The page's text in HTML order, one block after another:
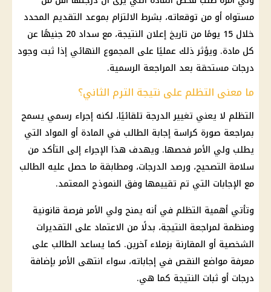
مستواه أو من توقعاته، بشرط الالتزام بموعد التقديم المحدد
خلال 15 يومًا من تاريخ إعلان النتيجة، مع سداد 20 جنيهًا عن
كل مادة. ويؤثر ذلك عمليًا على المجموع النهائي إذا ثبت وجود
درجات مستحقة بعد المراجعة الرسمية.
ما معنى التظلم على نتيجة الترم الثاني؟
التظلم لا يعني تغيير الدرجة تلقائيًا، لكنه إجراء رسمي يسمح
بمراجعة صورة كراسة إجابة الطالب في المادة أو المواد التي
يطلب ولي الأمر فحصها. ويهدف هذا الإجراء إلى التأكد من
سلامة التصحيح، ورصد الدرجات، ومطابقة ما حصل عليه الطالب
مع الإجابات التي تم تقييمها وفق النموذج المعتمد.
وتأتي أهمية التظلم في أنه يمنح ولي الأمر فرصة قانونية
ومنظمة لمراجعة النتيجة، بدلًا من الاعتماد على التقديرات
الشخصية أو المقارنة بزملاء آخرين. كما يساعد الطالب على
معرفة مواضع النقص في إجاباته، سواء انتهى الأمر بإضافة
درجات أو ثبات النتيجة كما هي.